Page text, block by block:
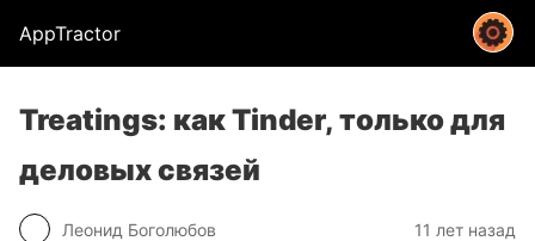
AppTractor
Treatings: как Tinder, только для
деловых связей
Леонид Боголюбов 11 лет назад